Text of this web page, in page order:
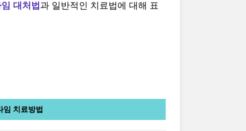
대처법 과 일반적인 치료법에 대해 표
임 치료방법